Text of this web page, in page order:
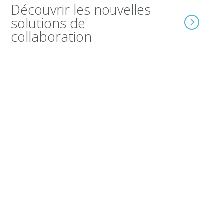
Découvrir les nouvelles
solutions de
collaboration